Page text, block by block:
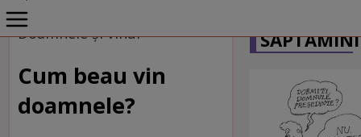
Home
Tema săptămînii
Doamnele și vinul
Cum beau vin
doamnele?